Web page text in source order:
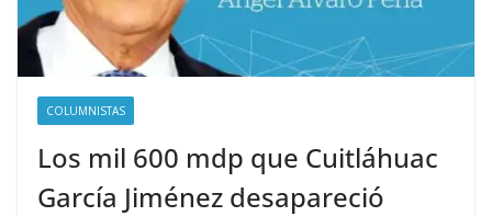
COLUMNISTAS
Los mil 600 mdp que Cuitláhuac
García Jiménez desapareció